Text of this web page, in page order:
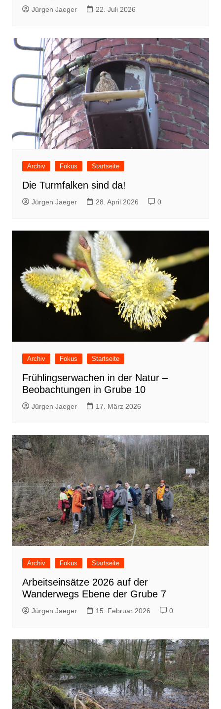
Jürgen Jaeger 22. Juli 2026
Archiv Fokus Startseite
Die Turmfalken sind da!
Jürgen Jaeger 28. April 2026 0
Archiv Fokus Startseite
Frühlingserwachen in der Natur –
Beobachtungen in Grube 10
Jürgen Jaeger 17. März 2026
Archiv Fokus Startseite
Arbeitseinsätze 2026 auf der
Wanderwegs Ebene der Grube 7
Jürgen Jaeger 15. Februar 2026 0